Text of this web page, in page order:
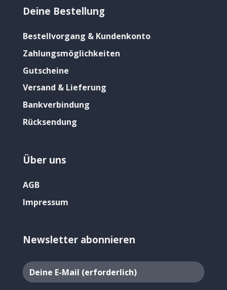
Deine Bestellung
Bestellvorgang & Kundenkonto
Zahlungsmöglichkeiten
Gutscheine
Versand & Lieferung
Bankverbindung
Rücksendung
Über uns
AGB
Impressum
Newsletter abonnieren